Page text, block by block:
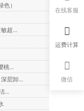
）
超...
桃...
层卸...
...
在线客服
运费计算
微信